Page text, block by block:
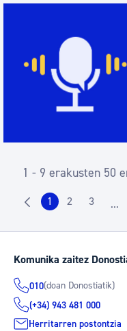
1 - 9 erakusten 50
Orrialdea
1 Orrialdea
2 3 ...
Komunika zaitez
010(doan Donostiatik)
(+34) 943 481 000
Herritarren postontzia